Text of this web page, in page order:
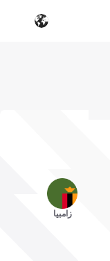
زامبيا